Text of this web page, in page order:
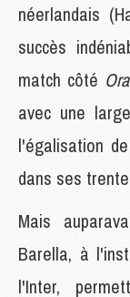
néerlandais
succès
match côté
avec une
l'égalisation
dans ses
Mais
Barella, à
l'Inter,